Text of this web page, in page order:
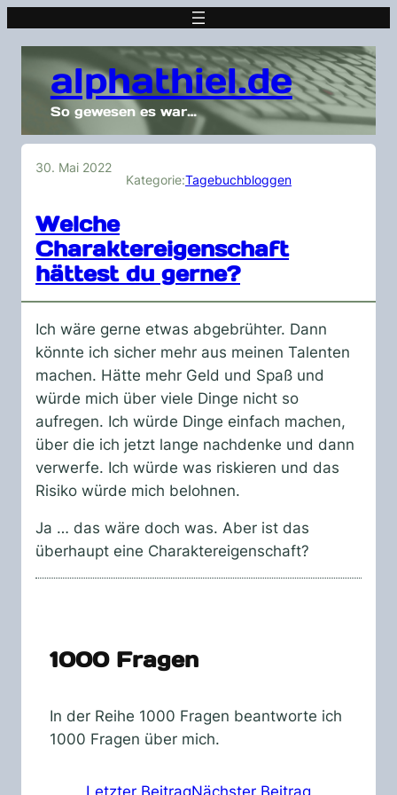
alphathiel.de
So gewesen es war…
30. Mai 2022
Kategorie:Tagebuchbloggen
Welche
Charaktereigenschaft
hättest du gerne?
Ich wäre gerne etwas abgebrühter. Dann
könnte ich sicher mehr aus meinen Talenten
machen. Hätte mehr Geld und Spaß und
würde mich über viele Dinge nicht so
aufregen. Ich würde Dinge einfach machen,
über die ich jetzt lange nachdenke und dann
verwerfe. Ich würde was riskieren und das
Risiko würde mich belohnen.
Ja … das wäre doch was. Aber ist das
überhaupt eine Charaktereigenschaft?
1000 Fragen
In der Reihe 1000 Fragen beantworte ich
1000 Fragen über mich.
Letzter BeitragNächster Beitrag